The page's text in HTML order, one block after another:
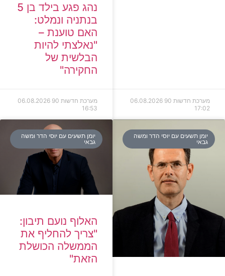
מערכת חדשות 90
06.08.2026
17:02
נהג פגע בילד בן 5
בנתניה ונמלט:
האם טוענת –
"נאלצתי להיות
הבלשית של
החקירה"
מערכת חדשות 90
06.08.2026
16:53
יומן תשעים עם יוסי הדר ומשה
גבאי
יומן תשעים עם יוסי הדר ומשה
גבאי
האלוף נועם תיבון:
"צריך להחליף את
הממשלה הכושלת
הזאת"